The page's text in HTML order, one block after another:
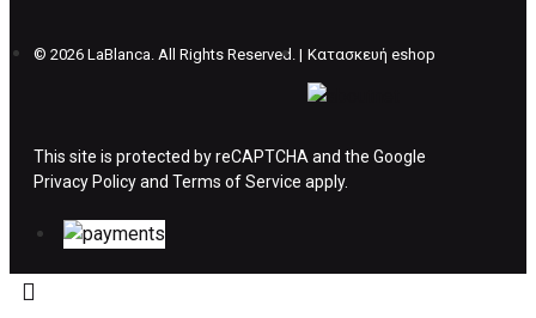
ΔΙΚΑΙΩΜΑ ΥΠΑΝΑΧΩΡΗΣΗΣ-ΕΠΙΣΤΡΟΦΗ
Η επιστροφή χρημάτων ακολουθείται στις
Το προϊόν θα πρέπει να βρίσκεται στην αρχική
© 2026 LaBlanca. All Rights Reserved. | Κατασκευή eshop
This site is protected by reCAPTCHA and the Google
Privacy Policyand Terms of Service apply.